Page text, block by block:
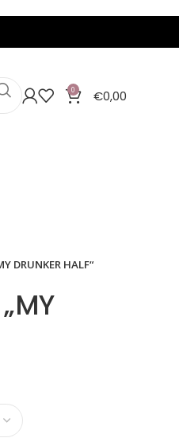
0 €0,00
DRUNKER HALF“